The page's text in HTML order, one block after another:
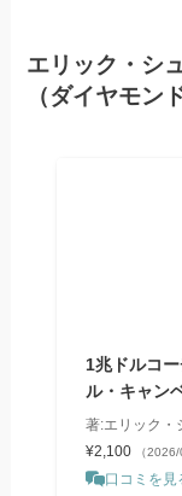
エリック・シ
（ダイヤモン
1兆ドルコ
ル・キャン
著:エリック・
¥2,100
（
口コミを見